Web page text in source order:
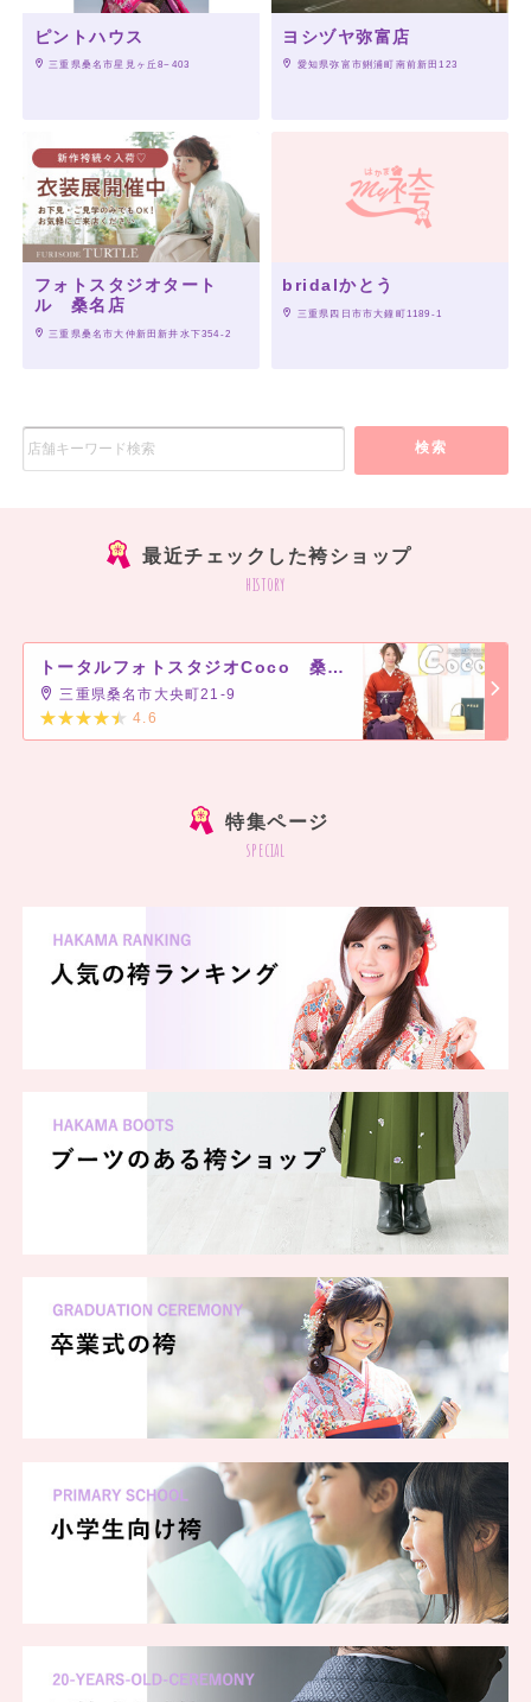
ピントハウス
三重県桑名市星見ヶ丘8−403
ヨシヅヤ弥富店
愛知県弥富市鯏浦町南前新田123
フォトスタジオタート
ル 桑名店
三重県桑名市大仲新田新井水下354-2
bridalかとう
三重県四日市市大鐘町1189-1
検索
最近チェックした袴ショップ
history
トータルフォトスタジオCoco 桑名店
三重県桑名市大央町21-9
4.6
特集ページ
special